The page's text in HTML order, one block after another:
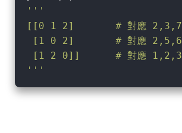
'''
[[0 1 2]       # 對應 2,3,7
[1 0 2]       # 對應 2,5,6
[1 2 0]]      # 對應 1,2,3
'''